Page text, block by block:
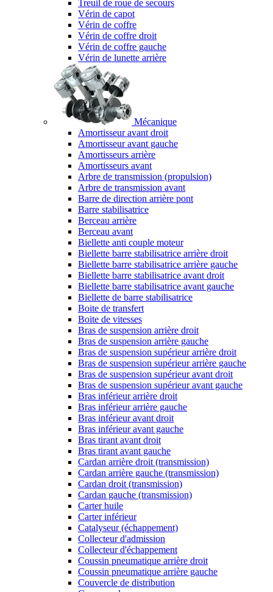
Treuil de roue de secours
Vérin de capot
Vérin de coffre
Vérin de coffre droit
Vérin de coffre gauche
Vérin de lunette arrière
Mécanique
Amortisseur avant droit
Amortisseur avant gauche
Amortisseurs arrière
Amortisseurs avant
Arbre de transmission (propulsion)
Arbre de transmission avant
Barre de direction arrière pont
Barre stabilisatrice
Berceau arrière
Berceau avant
Biellette anti couple moteur
Biellette barre stabilisatrice arrière droit
Biellette barre stabilisatrice arrière gauche
Biellette barre stabilisatrice avant droit
Biellette barre stabilisatrice avant gauche
Biellette de barre stabilisatrice
Boite de transfert
Boite de vitesses
Bras de suspension arrière droit
Bras de suspension arrière gauche
Bras de suspension supérieur arrière droit
Bras de suspension supérieur arrière gauche
Bras de suspension supérieur avant droit
Bras de suspension supérieur avant gauche
Bras inférieur arrière droit
Bras inférieur arrière gauche
Bras inférieur avant droit
Bras inférieur avant gauche
Bras tirant avant droit
Bras tirant avant gauche
Cardan arrière droit (transmission)
Cardan arrière gauche (transmission)
Cardan droit (transmission)
Cardan gauche (transmission)
Carter huile
Carter inférieur
Catalyseur (échappement)
Collecteur d'admission
Collecteur d'échappement
Coussin pneumatique arrière droit
Coussin pneumatique arrière gauche
Couvercle de distribution